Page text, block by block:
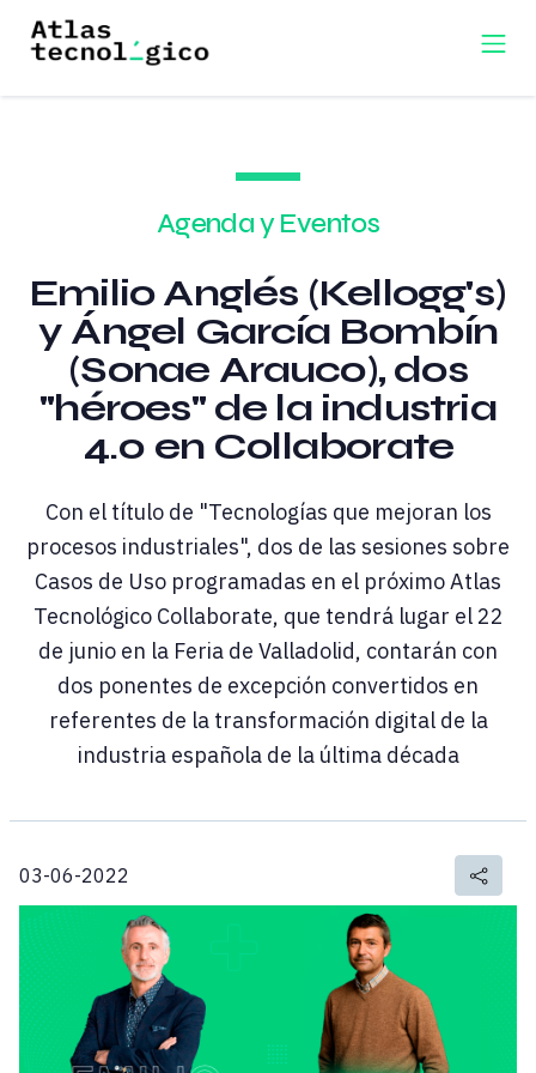
Agenda y Eventos
Emilio Anglés (Kellogg's)
y Ángel García Bombín
(Sonae Arauco), dos
"héroes" de la industria
4.0 en Collaborate
Con el título de "Tecnologías que mejoran los
procesos industriales", dos de las sesiones sobre
Casos de Uso programadas en el próximo Atlas
Tecnológico Collaborate, que tendrá lugar el 22
de junio en la Feria de Valladolid, contarán con
dos ponentes de excepción convertidos en
referentes de la transformación digital de la
industria española de la última década
03-06-2022